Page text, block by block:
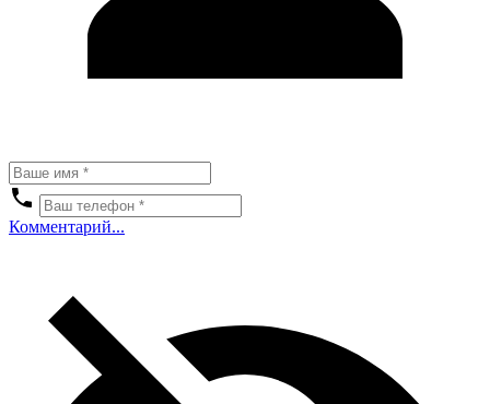
Комментарий...